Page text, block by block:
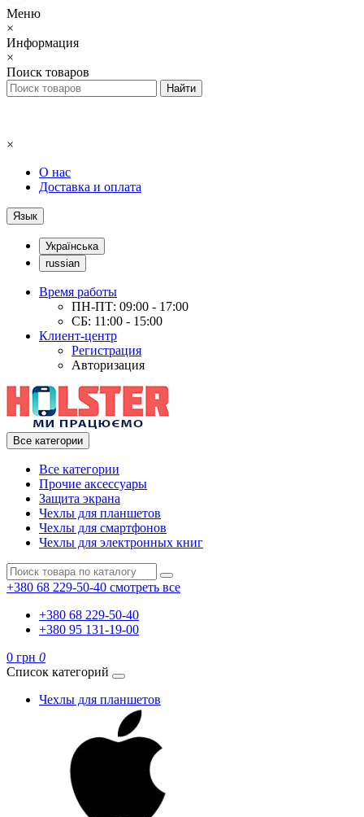
Меню
×
Информация
×
Поиск товаров
×
О нас
Доставка и оплата
Язык
Українська
russian
Время работы
ПН-ПТ: 09:00 - 17:00
СБ: 11:00 - 15:00
Клиент-центр
Регистрация
Авторизация
Все категории
Все категории
Прочие аксессуары
Защита экрана
Чехлы для планшетов
Чехлы для смартфонов
Чехлы для электронных книг
+380 68 229-50-40 смотреть все
+380 68 229-50-40
+380 95 131-19-00
0 грн 0
Список категорий
Чехлы для планшетов